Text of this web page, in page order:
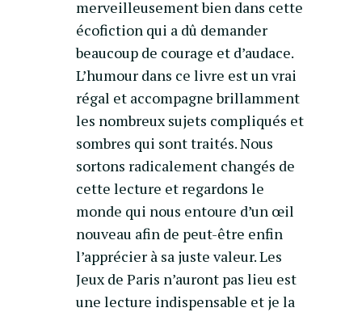
merveilleusement bien dans cette
écofiction qui a dû demander
beaucoup de courage et d’audace.
L’humour dans ce livre est un vrai
régal et accompagne brillamment
les nombreux sujets compliqués et
sombres qui sont traités. Nous
sortons radicalement changés de
cette lecture et regardons le
monde qui nous entoure d’un œil
nouveau afin de peut-être enfin
l’apprécier à sa juste valeur. Les
Jeux de Paris n’auront pas lieu est
une lecture indispensable et je la